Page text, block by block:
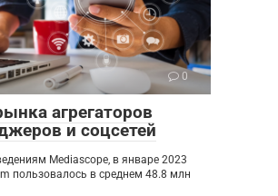
0
агрегаторов
и соцсетей
Mediascope, в январе 2023
пользовалось в среднем 48.8 млн